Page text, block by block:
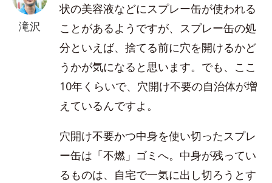
滝沢
状の美容液などにスプレー缶が使われる
ことがあるようですが、スプレー缶の処
分といえば、捨てる前に穴を開けるかど
うかが気になると思います。でも、ここ
10年くらいで、穴開け不要の自治体が増
えているんですよ。
穴開け不要かつ中身を使い切ったスプレ
ー缶は「不燃」ゴミへ。中身が残ってい
るものは、自宅で一気に出し切ろうとす